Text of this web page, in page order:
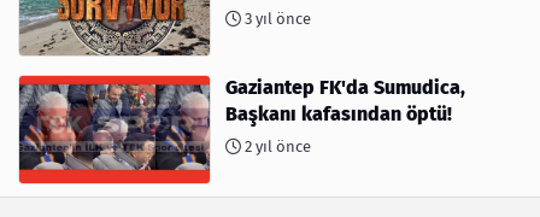
kimler var?
3 yıl önce
Gaziantep FK'da Sumudica,
Başkanı kafasından öptü!
2 yıl önce